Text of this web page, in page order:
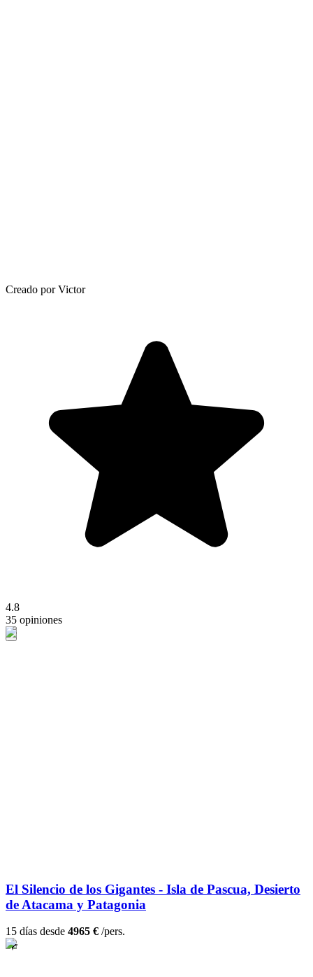
Creado por Victor
4.8
35 opiniones
El Silencio de los Gigantes - Isla de Pascua, Desierto
de Atacama y Patagonia
15 días desde 4965 € /pers.